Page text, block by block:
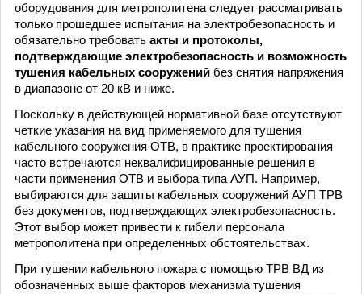
оборудования для метрополитена следует рассматривать
только прошедшее испытания на электробезопасность и
обязательно требовать акты и протоколы,
подтверждающие электробезопасность и возможность
тушения кабельных сооружений без снятия напряжения
в диапазоне от 20 кВ и ниже.
Поскольку в действующей нормативной базе отсутствуют
четкие указания на вид применяемого для тушения
кабельного сооружения ОТВ, в практике проектирования
часто встречаются неквалифицированные решения в
части применения ОТВ и выбора типа АУП. Например,
выбираются для защиты кабельных сооружений АУП ТРВ
без документов, подтверждающих электробезопасность.
Этот выбор может привести к гибели персонала
метрополитена при определенных обстоятельствах.
При тушении кабельного пожара с помощью ТРВ ВД из
обозначенных выше факторов механизма тушения